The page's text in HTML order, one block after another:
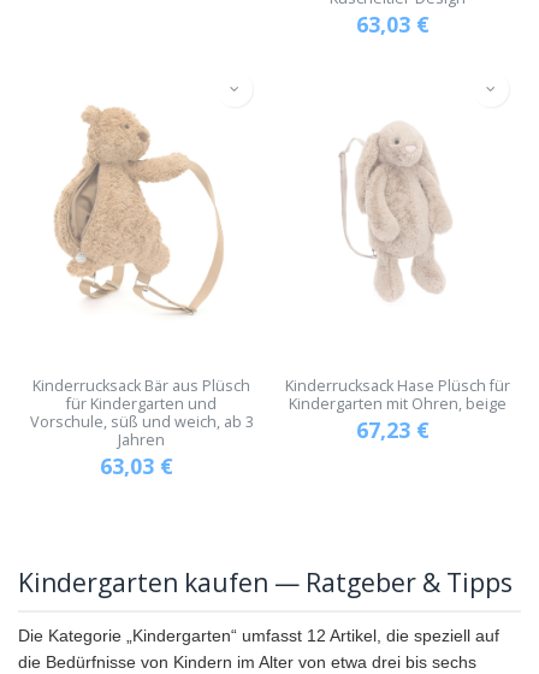
63,03 €
Kinderrucksack Bär aus Plüsch
für Kindergarten und
Vorschule, süß und weich, ab 3
Jahren
63,03 €
Kinderrucksack Hase Plüsch für
Kindergarten mit Ohren, beige
67,23 €
Kindergarten kaufen — Ratgeber & Tipps
Die Kategorie „Kindergarten“ umfasst 12 Artikel, die speziell auf
die Bedürfnisse von Kindern im Alter von etwa drei bis sechs